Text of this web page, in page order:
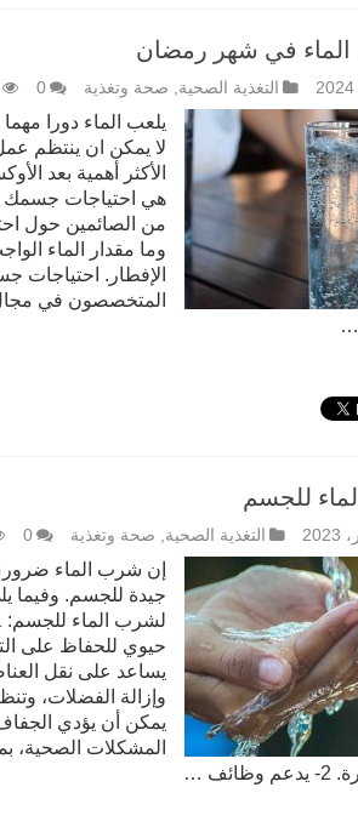
في شهر رمضان
التغذية الصحية, صحة وتغذية 0
يلعب الماء دورا
لا يمكن ان ينتظم
الأكثر أهمية بعد
هي احتياجات جسمك
من الصائمين حول
وما مقدار الماء
الإفطار. احتياجات
المتخصصون في
…
للجسم
التغذية الصحية, صحة وتغذية 0
إن شرب الماء
جيدة للجسم. وفيما
حيوي للحفاظ على
يساعد على نقل
وإزالة الفضلات،
يمكن أن يؤدي
المشكلات الصحية،
…